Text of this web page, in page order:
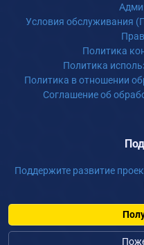
Условия обслуживания
Политика
Политика
Политика в отношении
Соглашение об
Поддержите развитие